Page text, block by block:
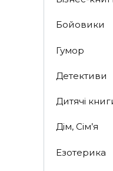
Бойовики
Гумор
Детективи
Дитячі
Дім, Сім’я
Езотерика